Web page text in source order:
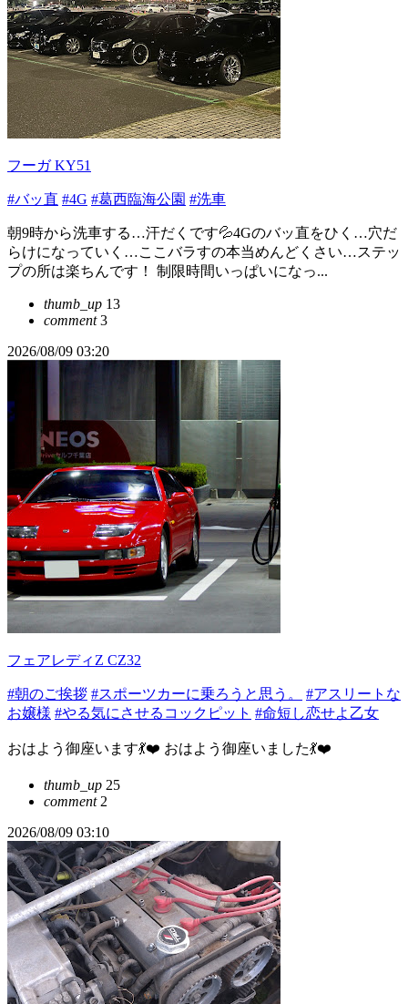
フーガ KY51
#バッ直 #4G #葛西臨海公園 #洗車
朝9時から洗車する…汗だくです💦4Gのバッ直をひく…穴だ
らけになっていく…ここバラすの本当めんどくさい…ステッ
プの所は楽ちんです！ 制限時間いっぱいになっ...
thumb_up 13
comment3
2026/08/09 03:20
フェアレディZ CZ32
#朝のご挨拶 #スポーツカーに乗ろうと思う。
#アスリートな
お嬢様 #やる気にさせるコックピット #命短し恋せよ乙女
おはよう御座います💃❤️ おはよう御座いました💃❤️
thumb_up 25
comment2
2026/08/09 03:10